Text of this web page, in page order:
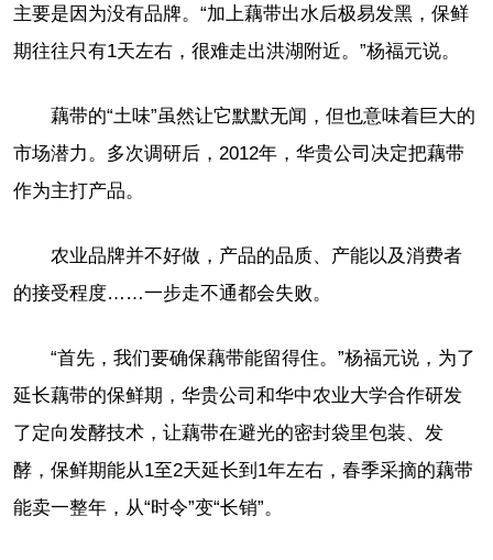
主要是因为没有品牌。“加上藕带出水后极易发黑，保鲜
期往往只有1天左右，很难走出洪湖附近。”杨福元说。
藕带的“土味”虽然让它默默无闻，但也意味着巨大的
市场潜力。多次调研后，2012年，华贵公司决定把藕带
作为主打产品。
农业品牌并不好做，产品的品质、产能以及消费者
的接受程度……一步走不通都会失败。
“首先，我们要确保藕带能留得住。”杨福元说，为了
延长藕带的保鲜期，华贵公司和华中农业大学合作研发
了定向发酵技术，让藕带在避光的密封袋里包装、发
酵，保鲜期能从1至2天延长到1年左右，春季采摘的藕带
能卖一整年，从“时令”变“长销”。